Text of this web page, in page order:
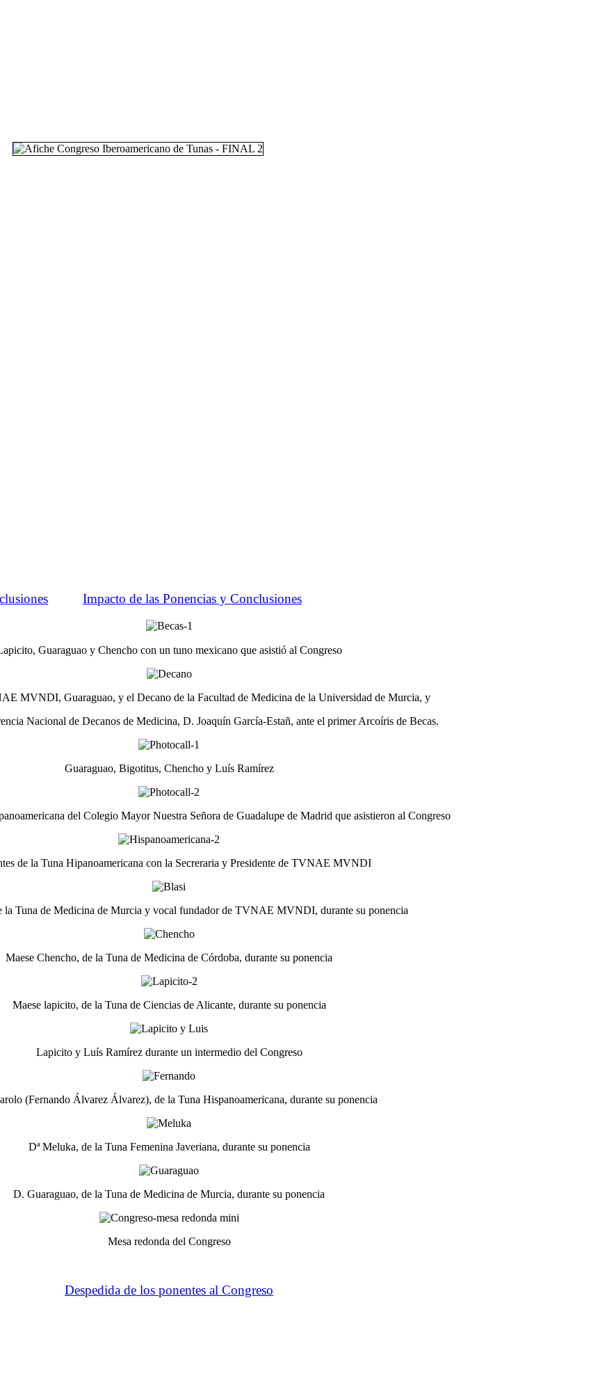
Impacto de las Ponencias y Conclusiones
Guaraguao y Chencho con un tuno mexicano que asistió al Congreso
MVNDI, Guaraguao, y el Decano de la Facultad de Medicina de la Universidad de Murcia, y
Nacional de Decanos de Medicina, D. Joaquín García-Estañ, ante el primer Arcoíris de Becas.
Guaraguao, Bigotitus, Chencho y Luís Ramírez
del Colegio Mayor Nuestra Señora de Guadalupe de Madrid que asistieron al Congreso
de la Tuna Hipanoamericana con la Secreraria y Presidente de TVNAE MVNDI
la Tuna de Medicina de Murcia y vocal fundador de TVNAE MVNDI, durante su ponencia
Maese Chencho, de la Tuna de Medicina de Córdoba, durante su ponencia
Maese lapicito, de la Tuna de Ciencias de Alicante, durante su ponencia
Lapicito y Luís Ramírez durante un intermedio del Congreso
(Fernando Álvarez Álvarez), de la Tuna Hispanoamericana, durante su ponencia
Dª Meluka, de la Tuna Femenina Javeriana, durante su ponencia
D. Guaraguao, de la Tuna de Medicina de Murcia, durante su ponencia
Mesa redonda del Congreso
Despedida de los ponentes al Congreso